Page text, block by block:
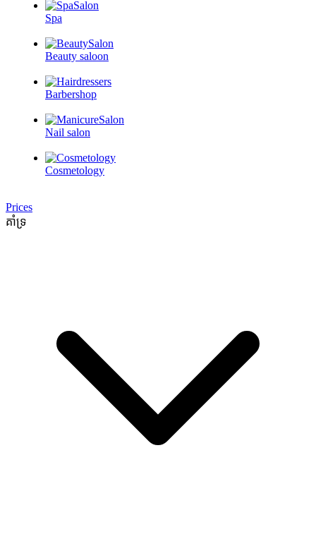
Spa
Beauty saloon
Barbershop
Nail salon
Cosmetology
Prices
គាំទ្រ